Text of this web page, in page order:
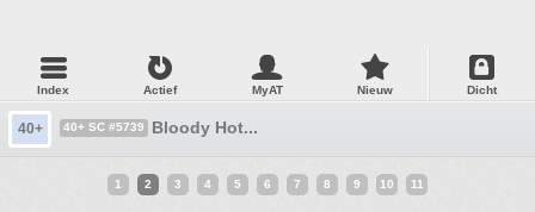
Index Actief MyAT Nieuw Dicht
40+ 40+ SC #5739 Bloody Hot...
1 2 3 4 5 6 7 8 9 10 11